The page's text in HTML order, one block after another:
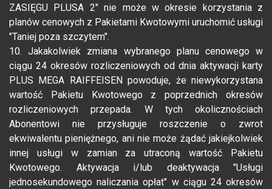
ZASIĘGU PLUSA 2" nie może w okresie korzystania z
planów cenowych z Pakietami Kwotowymi uruchomić usługi
"Taniej poza szczytem".
10. Jakakolwiek zmiana wybranego planu cenowego w
ciągu 24 okresów rozliczeniowych od dnia aktywacji karty
PLUS MEGA RAIFFEISEN powoduje, że niewykorzystana
wartość Pakietu Kwotowego z poprzednich okresów
rozliczeniowych przepada. W tych okolicznościach
Abonentowi nie przysługuje roszczenie o zwrot
ekwiwalentu pieniężnego, ani nie może żądać jakiejkolwiek
innej usługi w zamian za utraconą wartość Pakietu
Kwotowego. Aktywacja i/lub deaktywacja "Usługi
jednosekundowego naliczania opłat" w ciągu 24 okresów